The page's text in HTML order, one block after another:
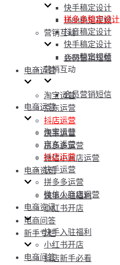
快手稿定设计
1688稿定视频
营销互动
会员营销短信
电商运营
淘宝运营
京东运营
抖店运营
快手运营
拼多多运营
微信小商店运营
电商资讯
快手入驻福利
小红书开店
电商问答
新手专栏
抖店新手必看
拼多多稿定设计
抖音稿定设计
快手稿定设计
1688稿定视频
营销互动
会员营销短信
电商运营
淘宝运营
京东运营
抖店运营
快手运营
拼多多运营
微信小商店运营
电商资讯
快手入驻福利
小红书开店
电商问答